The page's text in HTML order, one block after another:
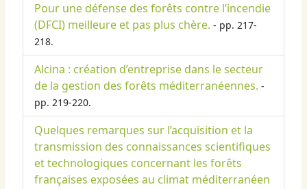
Pour une défense des forêts contre l’incendie
(DFCI) meilleure et pas plus chère. - pp. 217-
218.
Alcina : création d’entreprise dans le secteur
de la gestion des forêts méditerranéennes. -
pp. 219-220.
Quelques remarques sur l’acquisition et la
transmission des connaissances scientifiques
et technologiques concernant les forêts
françaises exposées au climat méditerranéen